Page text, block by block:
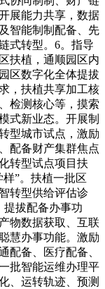
展能力共享，数据
智能制制配备、先
式转型。6。指导
扶植，通顺园区内
区数字化全体提拔
，扶植共享加工核
检测核心等，摸索
式新业态。开展制
型城市试点，激励
配备财产集群焦点
转型试点项目扶
”。扶植一批区
转型供给评估诊
提拔配备办事功
物数据获取、互联
慧办事功能。激励
配备、医疗配备、
批智能运维办理平
、运转轨迹、预测